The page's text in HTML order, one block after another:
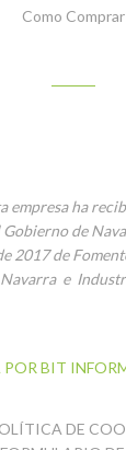
Como Comprar
empresa ha
Gobierno de
2017 de
e
POR BIT
DE